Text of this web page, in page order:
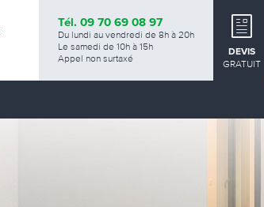
Tél. 09 70 69 08 97
Du lundi au vendredi de 8h à 20h
Le samedi de 10h à 15h
Appel non surtaxé
DEVIS
GRATUIT